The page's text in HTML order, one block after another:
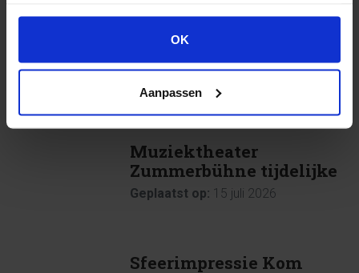
gebruiken.
OK
Aanpassen
ANDER NIEUWS
Muziektheater
Zummerbühne tijdelijke
buren van Blauwestad
Geplaatst op: 15 juli 2026
Sfeerimpressie Kom